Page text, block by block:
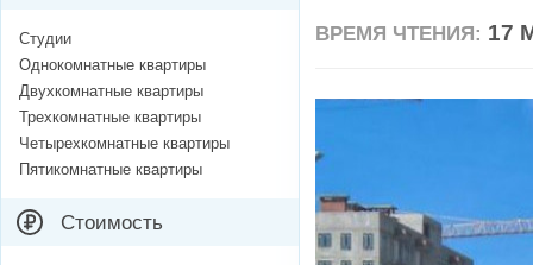
ВРЕМЯ ЧТЕНИЯ: 17
Студии
Однокомнатные квартиры
Двухкомнатные квартиры
Трехкомнатные квартиры
Четырехкомнатные квартиры
Пятикомнатные квартиры
Стоимость